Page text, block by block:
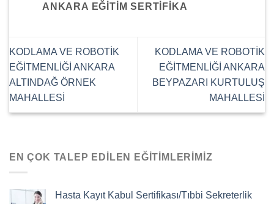
ANKARA EĞITIM SERTIFIKA
KODLAMA VE ROBOTİK
EĞİTMENLİĞİ ANKARA
ALTINDAĞ ÖRNEK
MAHALLESİ
KODLAMA VE ROBOTİK
EĞİTMENLİĞİ ANKARA
BEYPAZARI KURTULUŞ
MAHALLESİ
EN ÇOK TALEP EDILEN EĞITIMLERIMIZ
Hasta Kayıt Kabul Sertifikası/Tıbbi Sekreterlik